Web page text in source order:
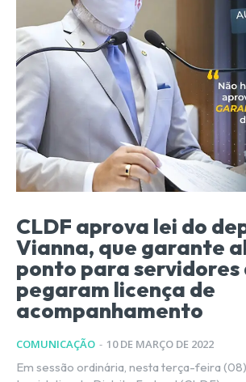
CLDF aprova lei do
Vianna, que garante
ponto para servidores
pegaram licença de
acompanhamento
COMUNICAÇÃO - 10 DE MARÇO DE 2022
Em sessão ordinária, nesta terça-feira